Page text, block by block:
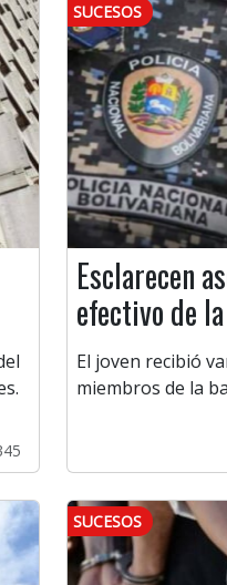
SUCESOS
Esclarecen
efectivo de
El joven recibió
miembros de la
SUCESOS